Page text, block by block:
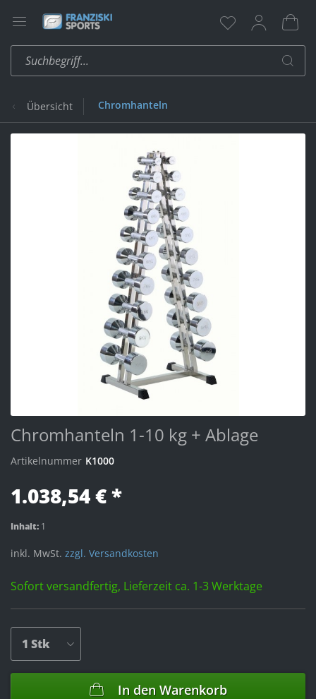
Übersicht Chromhanteln
Chromhanteln 1-10 kg + Ablage
Artikelnummer K1000
1.038,54 € *
Inhalt: 1
inkl. MwSt. zzgl. Versandkosten
Sofort versandfertig, Lieferzeit ca. 1-3 Werktage
In den Warenkorb